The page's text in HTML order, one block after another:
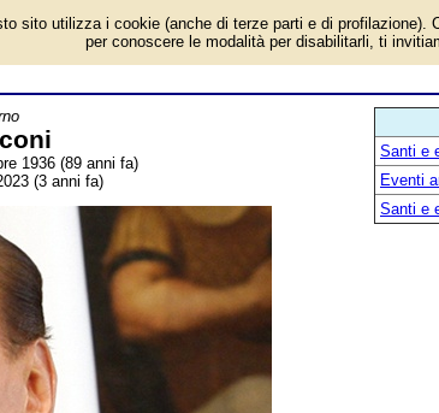
è nato, cosa ha fatto Silvio Berlusconi, politico ed
1936 (89 anni fa)
(3 anni fa)
Santi e
Eventi
Santi e
sito utilizza i cookie (anche di terze parti e di
per conoscere le modalità per disabilitarli, ti